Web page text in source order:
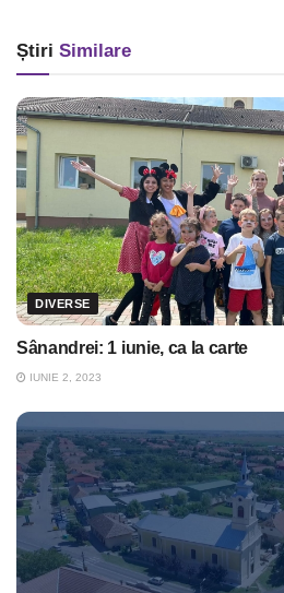
Știri Similare
DIVERSE
Sânandrei: 1 iunie, ca la carte
IUNIE 2, 2023